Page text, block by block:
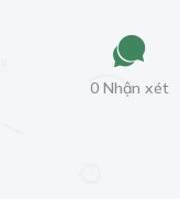
0 Nhận xét